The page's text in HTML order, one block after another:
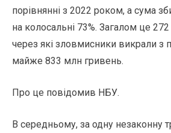
порівнянні з 2022 роком, а сума
на колосальні 73%. Загалом це 272
через які зловмисники викрали з
майже 833 млн гривень.
Про це повідомив НБУ.
В середньому, за одну незаконну